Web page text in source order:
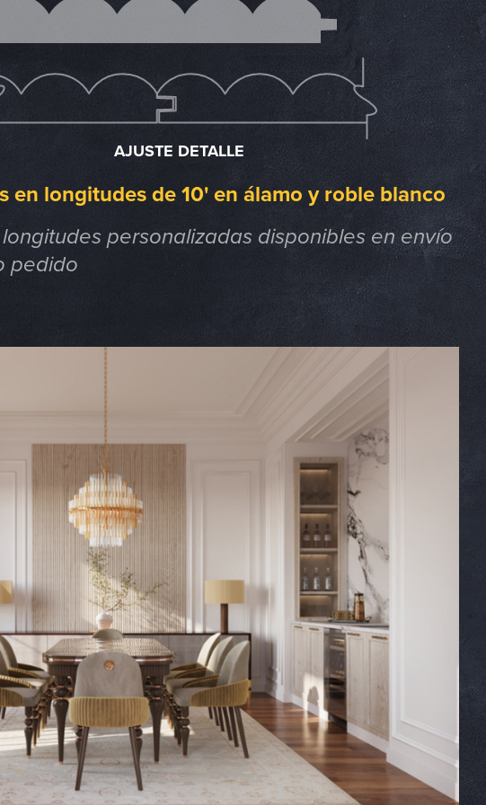
AJUSTE DETALLE
en longitudes de 10' en álamo y roble blanco
personalizadas disponibles en envío
pedido